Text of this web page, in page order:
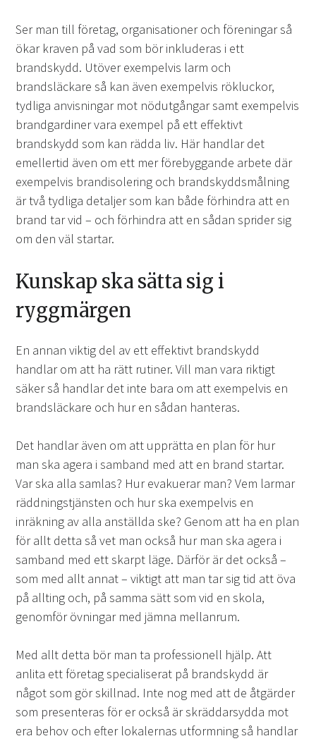
Ser man till företag, organisationer och föreningar så
ökar kraven på vad som bör inkluderas i ett
brandskydd. Utöver exempelvis larm och
brandsläckare så kan även exempelvis rökluckor,
tydliga anvisningar mot nödutgångar samt exempelvis
brandgardiner vara exempel på ett effektivt
brandskydd som kan rädda liv. Här handlar det
emellertid även om ett mer förebyggande arbete där
exempelvis brandisolering och brandskyddsmålning
är två tydliga detaljer som kan både förhindra att en
brand tar vid – och förhindra att en sådan sprider sig
om den väl startar.
Kunskap ska sätta sig i
ryggmärgen
En annan viktig del av ett effektivt brandskydd
handlar om att ha rätt rutiner. Vill man vara riktigt
säker så handlar det inte bara om att exempelvis en
brandsläckare och hur en sådan hanteras.
Det handlar även om att upprätta en plan för hur
man ska agera i samband med att en brand startar.
Var ska alla samlas? Hur evakuerar man? Vem larmar
räddningstjänsten och hur ska exempelvis en
inräkning av alla anställda ske? Genom att ha en plan
för allt detta så vet man också hur man ska agera i
samband med ett skarpt läge. Därför är det också –
som med allt annat – viktigt att man tar sig tid att öva
på allting och, på samma sätt som vid en skola,
genomför övningar med jämna mellanrum.
Med allt detta bör man ta professionell hjälp. Att
anlita ett företag specialiserat på brandskydd är
något som gör skillnad. Inte nog med att de åtgärder
som presenteras för er också är skräddarsydda mot
era behov och efter lokalernas utformning så handlar